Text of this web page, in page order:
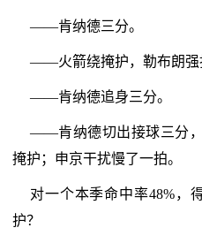
——肯纳德三分。
——火箭绕掩护，勒布朗强
——肯纳德追身三分。
——肯纳德切出接球三分，
掩护；申京干扰慢了一拍。
对一个本季命中率48%，
护？